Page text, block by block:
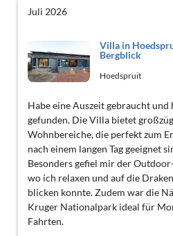
Juli 2026
Villa in
Bergblick
Hoedspruit
Habe eine Auszeit gebraucht und
gefunden. Die Villa bietet
Wohnbereiche, die perfekt zum
nach einem langen Tag geeignet
Besonders gefiel mir der
wo ich relaxen und auf die
blicken konnte. Zudem war die
Kruger Nationalpark ideal für
Fahrten.